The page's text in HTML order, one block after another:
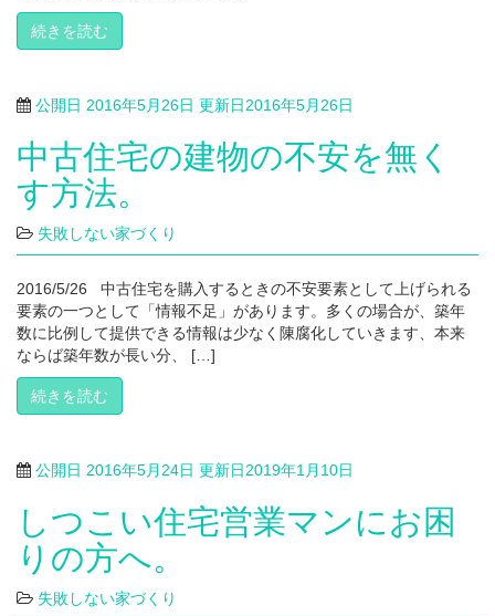
続きを読む
公開日 2016年5月26日 更新日2016年5月26日
中古住宅の建物の不安を無く
す方法。
失敗しない家づくり
2016/5/26 中古住宅を購入するときの不安要素として上げられる
要素の一つとして「情報不足」があります。多くの場合が、築年
数に比例して提供できる情報は少なく陳腐化していきます、本来
ならば築年数が長い分、 […]
続きを読む
公開日 2016年5月24日 更新日2019年1月10日
しつこい住宅営業マンにお困
りの方へ。
失敗しない家づくり